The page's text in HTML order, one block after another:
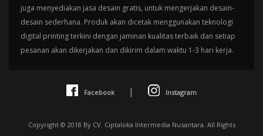
juga menyediakan jasa desain gratis, untuk mengerjakan desain-
desain sederhana. Produk akan dicetak menggunakan teknologi
digital printing terkini dengan jaminan kualitas terbaik dan setiap
pesanan akan dikerjakan dan dikirim dalam waktu 1-3 hari kerja.
Facebook | Instagram
Copyright © 2018 By CV. Ciptaloka Intermedia Nusantara. All Rights